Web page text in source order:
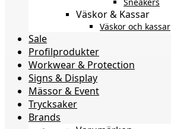
Väskor & Kassar
Väskor och kassar
Sale
Profilprodukter
Workwear & Protection
Signs & Display
Mässor & Event
Trycksaker
Brands